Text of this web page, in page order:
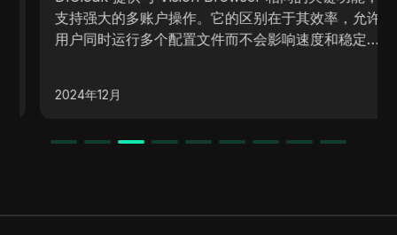
支持强大的多账户操作。它的区别在于其效率，允许
用户同时运行多个配置文件而不会影响速度和稳定
2024年12月